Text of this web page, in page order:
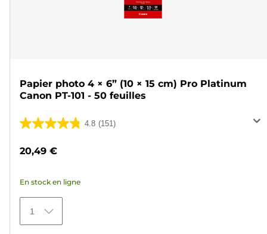
Papier photo 4 × 6” (10 × 15 cm) Pro Platinum
Canon PT-101 - 50 feuilles
4.8 (151)
4.8
5
151
avis
20,49 €
En stock en ligne
1